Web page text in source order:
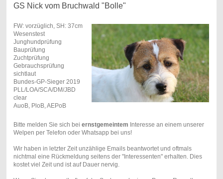
GS Nick vom Bruchwald "Bolle"
FW: vorzüglich, SH: 37cm
Wesenstest
Junghundprüfung
Bauprüfung
Zuchtprüfung
Gebrauchsprüfung
sichtlaut
Bundes-GP-Sieger 2019
PLL/LOA/SCA/DM/JBD
clear
AuoB, PloB, AEPoB
Bitte melden Sie sich bei ernstgemeintem Interesse an einem unserer
Welpen per Telefon oder Whatsapp bei uns!
Wir haben in letzter Zeit unzählige Emails beantwortet und oftmals
nichtmal eine Rückmeldung seitens der "Interessenten" erhalten. Dies
kostet viel Zeit und ist auf Dauer nervig.